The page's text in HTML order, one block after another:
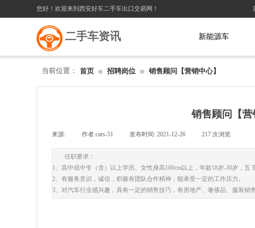
您好！欢迎来到西安好车二手车出口交易网！
新能源车
二手车资讯
首页 ⊙ 招聘岗位 ⊙ 销售顾问【营销中心】
当前位置：
销售顾问【营
来源: 作者:cars-51 发布时间: 2021-12-26 217 次浏览
任职要求：
1、高中或中专（含）以上学历。女性身高160cm以上，年龄18岁-30岁，五
2、有服务意识，诚信，积极有团队合作精神，能承受一定的工作压力。
3、对汽车行业感兴趣，具有一定的销售技巧，有房地产、奢侈品、服装销